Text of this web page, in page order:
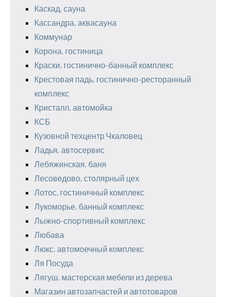
Каскад, сауна
Кассандра, аквасауна
Коммунар
Корона, гостиница
Краски, гостинично-банный комплекс
Крестовая падь, гостинично-ресторанный
комплекс
Кристалл, автомойка
КСБ
Кузовной техцентр Чкаловец
Ладья, автосервис
Лебяжинская, баня
Лесоведово, столярный цех
Лотос, гостиничный комплекс
Лукоморье, банный комплекс
Лыжно-спортивный комплекс
Любава
Люкс, автомоечный комплекс
Ля Посуда
Лягуш, мастерская мебели из дерева
Магазин автозапчастей и автотоваров